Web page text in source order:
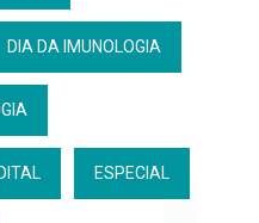
DIA DA IMUNOLOGIA
ESPECIAL